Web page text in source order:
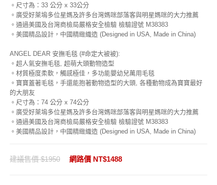
。尺寸為：33 公分 x 33公分
。廣受好萊塢多位星媽及許多台灣媽咪部落客與明星媽咪的大力推薦
。通過美國及台灣商檢局嚴格安全檢驗 檢驗證號 M38383
。美國精品設計，中國精緻織造 (Designed in USA, Made in China)
ANGEL DEAR 安撫毛毯 (#命定大被被):
。超人氣安撫毛毯, 超萌大頭動物造型
。材質極度柔軟，觸感極佳，多功能嬰幼兒萬用毛毯
。寶寶蓋著毛毯，手還能抱著動物造型的大頭, 各種動物成為寶寶最好
的大朋友
。尺寸為：74 公分 x 74公分
。廣受好萊塢多位星媽及許多台灣媽咪部落客與明星媽咪的大力推薦
。通過美國及台灣商檢局嚴格安全檢驗 檢驗證號 M38383
。美國精品設計，中國精緻織造 (Designed in USA, Made in China)
建議售價 $1950 網路價 NT$1488